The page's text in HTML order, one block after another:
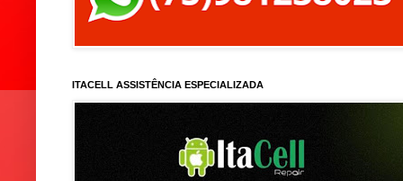
ITACELL ASSISTÊNCIA ESPECIALIZADA